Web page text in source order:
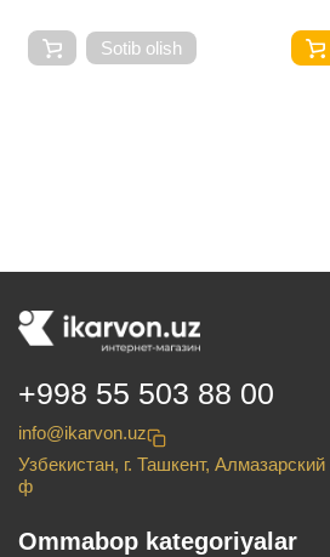
Sotib olish
+998 55 503 88 00
info@ikarvon.uz
Узбекистан, г. Ташкент,
ф
Ommabop kategoriyalar